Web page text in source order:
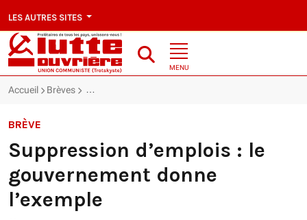
LES AUTRES SITES
MENU
Accueil Brèves Suppression d’emplois : le gouvernement donne
BRÈVE
Suppression d’emplois : le
gouvernement donne
l’exemple